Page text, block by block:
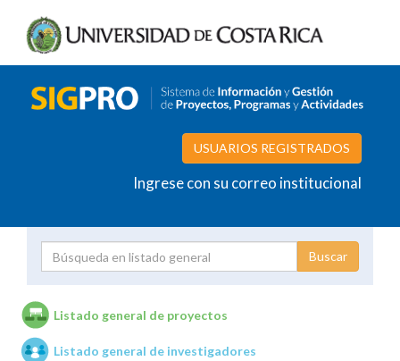
USUARIOS REGISTRADOS
Ingrese con su correo institucional
Unidades de investigación
Listado general de proyectos
Listado general de investigadores